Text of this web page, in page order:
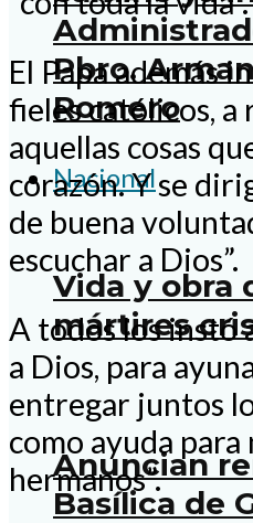
Pbro.
Romero
Nacional
Vida y obra
mártires
Anuncian
Basílica de
El Papa además
fieles católicos,
aquellas cosas
corazón. Y se
de buena
escuchar a Dios”.
A todos los instó
a Dios, para
entregar juntos
como ayuda
hermanos”.